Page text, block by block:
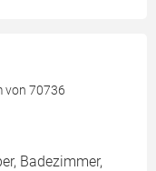
von 70736
Badezimmer,